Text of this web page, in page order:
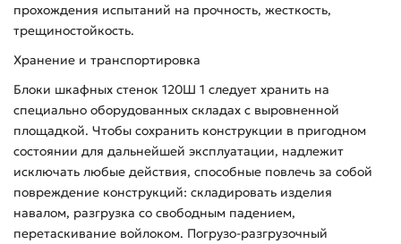
прохождения испытаний на прочность, жесткость,
трещиностойкость.
Хранение и транспортировка
Блоки шкафных стенок 120Ш 1 следует хранить на
специально оборудованных складах с выровненной
площадкой. Чтобы сохранить конструкции в пригодном
состоянии для дальнейшей эксплуатации, надлежит
исключать любые действия, способные повлечь за собой
повреждение конструкций: складировать изделия
навалом, разгрузка со свободным падением,
перетаскивание войлоком. Погрузо-разгрузочный